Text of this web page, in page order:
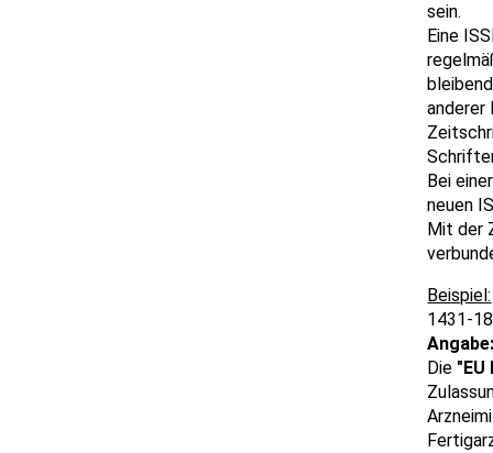
sein.
Eine
anderer
Bei
neuen
Mit der
1431-
Die